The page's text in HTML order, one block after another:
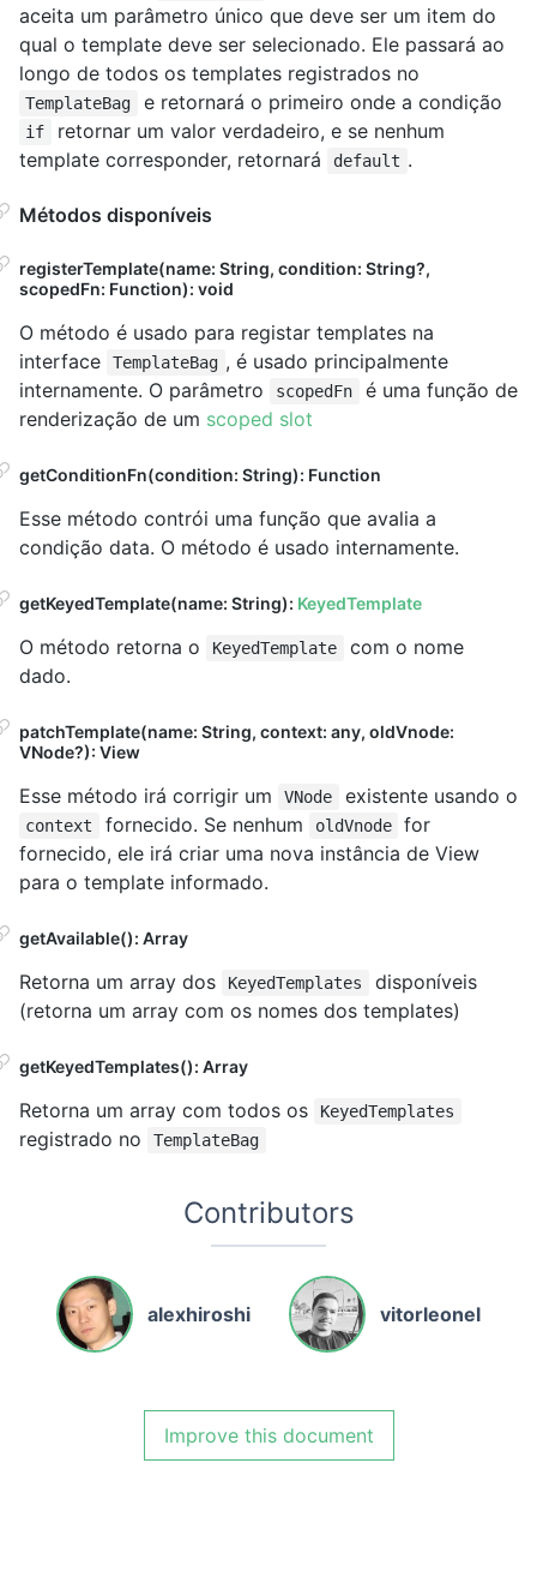
aceita um parâmetro único que deve ser um item do
qual o template deve ser selecionado. Ele passará ao
longo de todos os templates registrados no
TemplateBag e retornará o primeiro onde a condição
if
retornar um valor verdadeiro, e se nenhum
template corresponder, retornará
default .
Métodos disponíveis
registerTemplate(name: String, condition: String?,
scopedFn: Function): void
O método é usado para registar templates na
interface
TemplateBag , é usado principalmente
internamente. O parâmetro
scopedFn
é uma função de
renderização de um scoped slot
getConditionFn(condition: String): Function
Esse método contrói uma função que avalia a
condição data. O método é usado internamente.
getKeyedTemplate(name: String): KeyedTemplate
O método retorna o KeyedTemplate
com o nome
dado.
patchTemplate(name: String, context: any, oldVnode:
VNode?): View
Esse método irá corrigir um VNode existente usando o
context fornecido. Se nenhum oldVnode
for
fornecido, ele irá criar uma nova instância de View
para o template informado.
getAvailable(): Array
Retorna um array dos KeyedTemplates
disponíveis
(retorna um array com os nomes dos templates)
getKeyedTemplates(): Array
Retorna um array com todos os KeyedTemplates
registrado no TemplateBag
Contributors
alexhiroshi vitorleonel
Improve this document